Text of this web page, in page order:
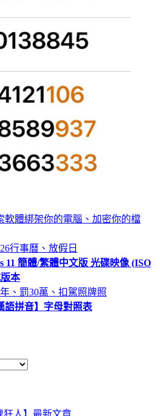
軟體綁架你的電腦、加密你的檔
行事曆、放假日
11 簡體/繁體中文版 光碟映像 (ISO
本
、罰30萬、扣駕照牌照
語拼音】字母對照表